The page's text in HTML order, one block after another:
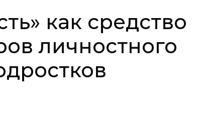
как средство
личностного